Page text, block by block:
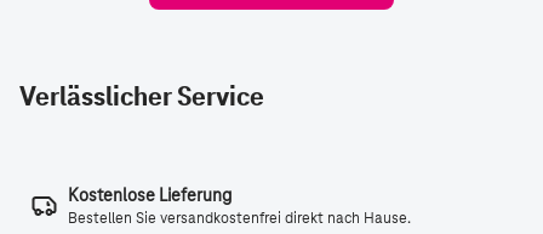
Verlässlicher Service
Kostenlose Lieferung
Bestellen Sie versandkostenfrei direkt nach Hause.